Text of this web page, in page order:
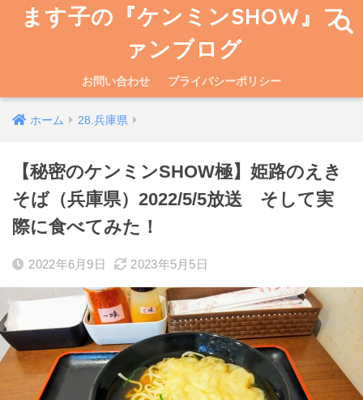
ます子の『ケンミンSHOW』フ
ァンブログ
お問い合わせ プライバシーポリシー
ホーム 28.兵庫県
【秘密のケンミンSHOW極】姫路のえき
そば（兵庫県）2022/5/5放送 そして実
際に食べてみた！
2022年6月9日 2023年5月5日